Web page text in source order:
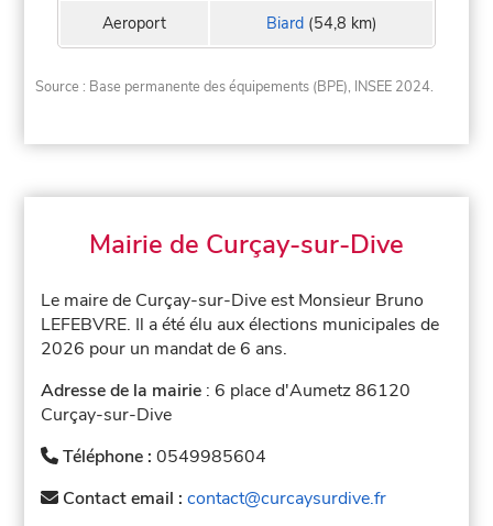
Aeroport Biard(54,8 km)
Source : Base permanente des équipements (BPE), INSEE 2024.
Mairie de Curçay-sur-Dive
Le maire de Curçay-sur-Dive est Monsieur Bruno
LEFEBVRE. Il a été élu aux élections municipales de
2026 pour un mandat de 6 ans.
Adresse de la mairie : 6 place d'Aumetz 86120
Curçay-sur-Dive
Téléphone :0549985604
Contact email :contact@curcaysurdive.fr